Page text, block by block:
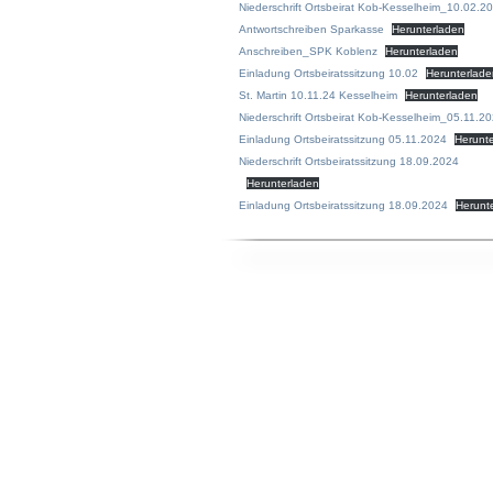
Niederschrift Ortsbeirat Kob-
Antwortschreiben Sparkasse
Herunterladen
Anschreiben_SPK Koblenz
Herunterladen
Einladung Ortsbeiratssitzung 10.02
St. Martin 10.11.24 Kesselheim
Herunterladen
Niederschrift Ortsbeirat Kob-
Einladung Ortsbeiratssitzung 05.11.2024
Niederschrift Ortsbeiratssitzung 18.09.2024
Herunterladen
Einladung Ortsbeiratssitzung 18.09.2024